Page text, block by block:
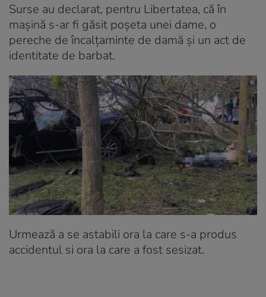
Surse au declarat, pentru Libertatea, că în
mașină s-ar fi găsit poșeta unei dame, o
pereche de încalțaminte de damă și un act de
identitate de barbat.
Urmează a se astabili ora la care s-a produs
accidentul si ora la care a fost sesizat.